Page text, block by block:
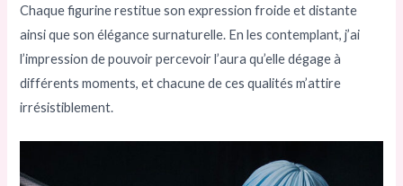
Chaque figurine restitue son expression froide et distante
ainsi que son élégance surnaturelle. En les contemplant, j’ai
l’impression de pouvoir percevoir l’aura qu’elle dégage à
différents moments, et chacune de ces qualités m’attire
irrésistiblement.